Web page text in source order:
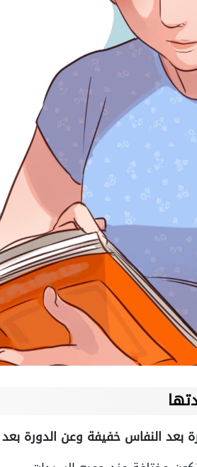
بعد النفاس خفيفة وعن الدورة